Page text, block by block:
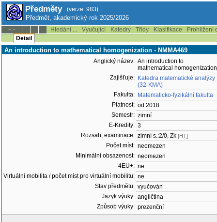
Předměty (verze: 983)
Předmět, akademický rok 2025/2026
--:-- Hledání ... Vyučující Katedry Třídy Klasifikace
Prohlížení
Detail
An introduction to mathematical homogenization - NMMA469
Anglický název: An introduction to
mathematical homogenization
Zajišťuje: Katedra matematické analýzy
(32-KMA)
Fakulta: Matematicko-fyzikální fakulta
Platnost: od 2018
Semestr: zimní
E-Kredity: 3
Rozsah, examinace: zimní s.:2/0, Zk [HT]
Počet míst: neomezen
Minimální obsazenost: neomezen
4EU+: ne
Virtuální mobilita / počet míst pro virtuální mobilitu: ne
Stav předmětu: vyučován
Jazyk výuky: angličtina
Způsob výuky: prezenční